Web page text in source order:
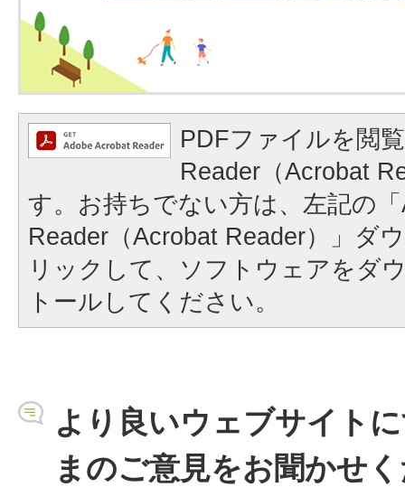
PDFファイルを閲
Reader（Acrobat
す。お持ちでない方は、左記の
Reader（Acrobat Reader）」ダ
リックして、ソフトウェアをダ
トールしてください。
より良いウェブサイト
まのご意見をお聞かせ